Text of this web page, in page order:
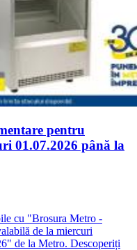
pentru
01.07.2026 până la
cu "Brosura Metro -
de la miercuri
de la Metro. Descoperiți